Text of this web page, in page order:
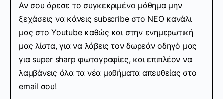
Αν σου άρεσε το συγκεκριμένο μάθημα μην
ξεχάσεις να κάνεις subscribe στo ΝΕΟ κανάλι
μας στο Youtube καθώς και στην ενημερωτική
μας λίστα, για να λάβεις τον δωρεάν οδηγό μας
για super sharp φωτογραφίες, και επιπλέον να
λαμβάνεις όλα τα νέα μαθήματα απευθείας στο
email σου!